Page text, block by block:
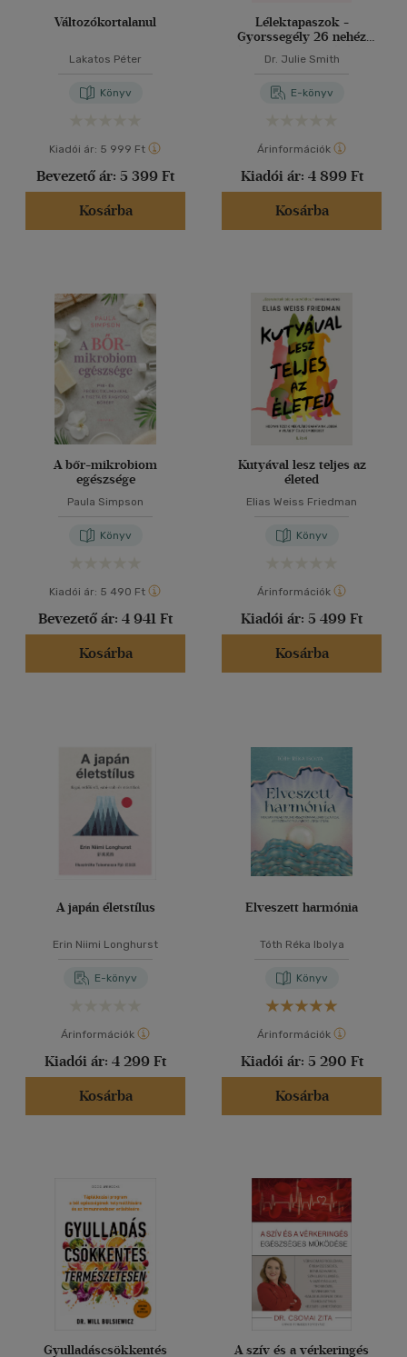
Változókortalanul
Lakatos Péter
Könyv
Kiadói ár: 5 999 Ft
Bevezető ár: 5 399 Ft
Kosárba
Lélektapaszok -
Gyorssegély 26 nehéz
Dr. Julie Smith
E-könyv
Árinformációk
Kiadói ár: 4 899 Ft
Kosárba
A bőr-mikrobiom
egészsége
Paula Simpson
Könyv
Kiadói ár: 5 490 Ft
Bevezető ár: 4 941 Ft
Kosárba
Kutyával lesz teljes az
életed
Elias Weiss Friedman
Könyv
Árinformációk
Kiadói ár: 5 499 Ft
Kosárba
A japán életstílus
Erin Niimi Longhurst
E-könyv
Árinformációk
Kiadói ár: 4 299 Ft
Kosárba
Elveszett harmónia
Tóth Réka Ibolya
Könyv
Árinformációk
Kiadói ár: 5 290 Ft
Kosárba
Gyulladáscsökkentés
A szív és a vérkeringés